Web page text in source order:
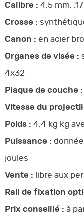
Calibre : 4,5 mm,
Crosse :
Canon : en acier
Organes de visée :
4x32
Plaque de couche :
Vitesse du
Poids : 4,4 kg kg
Puissance : donnée
joules
Vente : libre aux
Rail de fixation
Prix conseillé : à